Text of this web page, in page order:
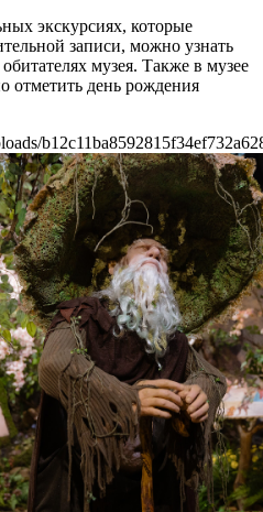
экскурсиях, которые
записи, можно узнать
музея. Также в музее
отметить день рождения